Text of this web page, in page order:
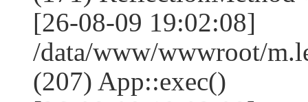
[26-08-09 19:02:08]
/data/www/wwwroot/
(207) App::exec()